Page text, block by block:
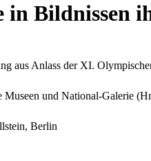
in Bildnissen
aus Anlass der XI.
Museen und National-Galerie
Berlin